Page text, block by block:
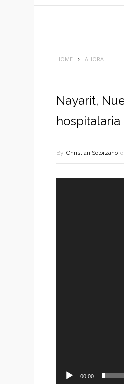
HOME AHORA
Nayarit,
hospitalaria
By Christian Solorzano
00:00